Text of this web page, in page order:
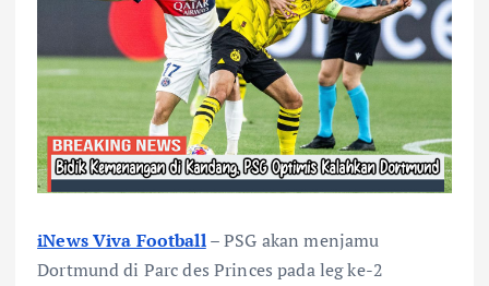
iNews Viva Football– PSG akan menjamu
Dortmund di Parc des Princes pada leg ke-2